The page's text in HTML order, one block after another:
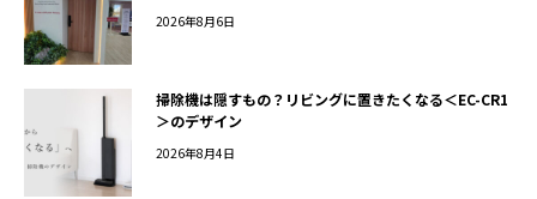
2026年8月6日
掃除機は隠すもの？リビングに置きたくなる＜EC-CR1
＞のデザイン
2026年8月4日